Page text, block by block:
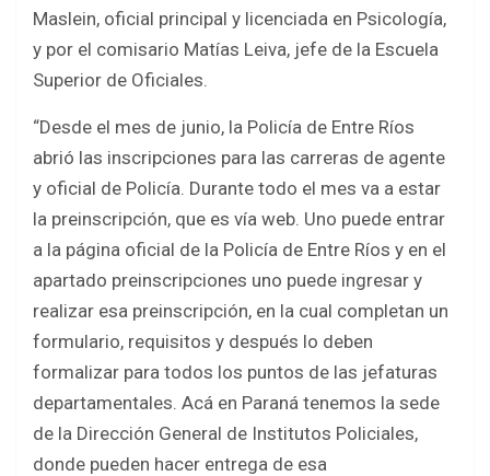
Maslein, oficial principal y licenciada en Psicología,
y por el comisario Matías Leiva, jefe de la Escuela
Superior de Oficiales.
“Desde el mes de junio, la Policía de Entre Ríos
abrió las inscripciones para las carreras de agente
y oficial de Policía. Durante todo el mes va a estar
la preinscripción, que es vía web. Uno puede entrar
a la página oficial de la Policía de Entre Ríos y en el
apartado preinscripciones uno puede ingresar y
realizar esa preinscripción, en la cual completan un
formulario, requisitos y después lo deben
formalizar para todos los puntos de las jefaturas
departamentales. Acá en Paraná tenemos la sede
de la Dirección General de Institutos Policiales,
donde pueden hacer entrega de esa